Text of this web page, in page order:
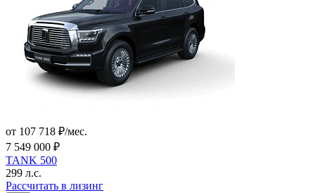
от 107 718 ₽/мес.
7 549 000 ₽
TANK 500
299 л.с.
Рассчитать в лизинг